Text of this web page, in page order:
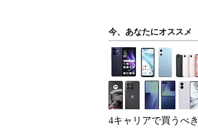
今、あなたにオススメ
4キャリアで買うべき